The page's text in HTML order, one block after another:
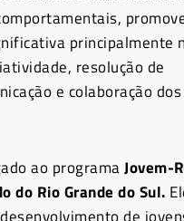
principalmente
resolução de
e colaboração dos
ao programaJovem-
do Rio Grande do Sul.
de